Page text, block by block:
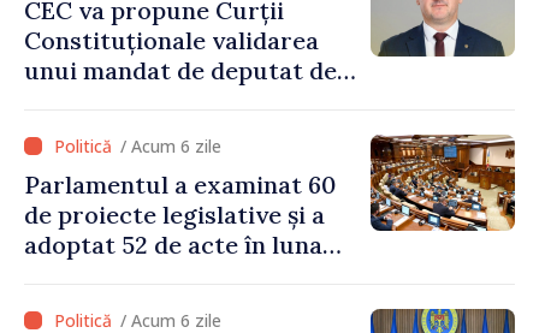
CEC va propune Curții
Constituționale validarea
unui mandat de deputat de
/ Acum 6 zile
Parlamentul a examinat 60
de proiecte legislative și a
adoptat 52 de acte în luna
/ Acum 6 zile